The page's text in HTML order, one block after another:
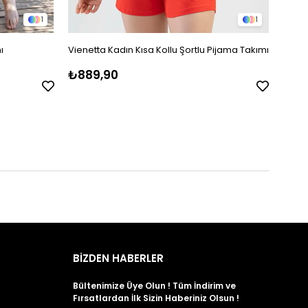
1 1
Vienetta Kadın Kısa Kollu Şortlu Pijama Takımı
₺889,90
BİZDEN HABERLER
Bültenimize Üye Olun ! Tüm İndirim ve
Fırsatlardan İlk Sizin Haberiniz Olsun !